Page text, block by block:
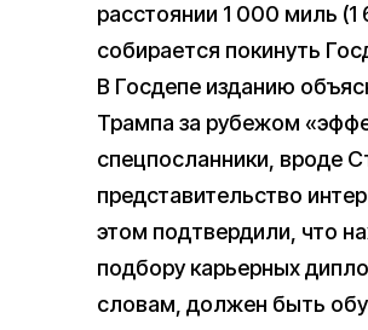
расстоянии 1 000 миль
собирается покинуть
В Госдепе изданию
Трампа за рубежом
спецпосланники, вроде
представительство
этом подтвердили, что
подбору карьерных
словам, должен быть